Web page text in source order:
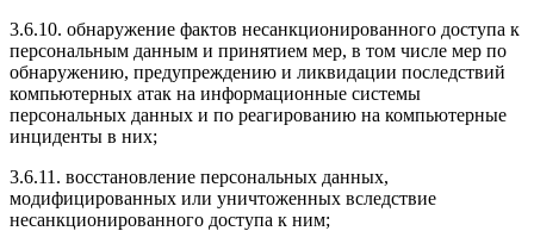
3.6.10. обнаружение фактов несанкционированного доступа к
персональным данным и принятием мер, в том числе мер по
обнаружению, предупреждению и ликвидации последствий
компьютерных атак на информационные системы
персональных данных и по реагированию на компьютерные
инциденты в них;
3.6.11. восстановление персональных данных,
модифицированных или уничтоженных вследствие
несанкционированного доступа к ним;